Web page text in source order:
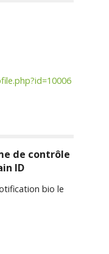
de contrôle
ID
bio le